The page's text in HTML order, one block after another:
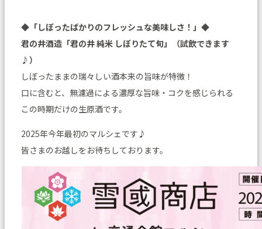
◆ 「しぼったばかりのフレッシュな美味しさ！」 ◆
君の井酒造「君の井 純米 しぼりたて旬」（試飲できます
♪）
しぼったままの瑞々しい酒本来の旨味が特徴！
口に含むと、無濾過による濃厚な旨味・コクを感じられる
この時期だけの生原酒です。
2025年今年最初のマルシェです♪
皆さまのお越しをお待ちしております。